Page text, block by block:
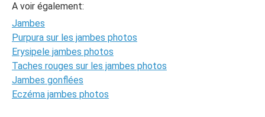
A voir également:
Jambes
Purpura sur les jambes photos
Erysipele jambes photos
Taches rouges sur les jambes photos
Jambes gonflées
Eczéma jambes photos